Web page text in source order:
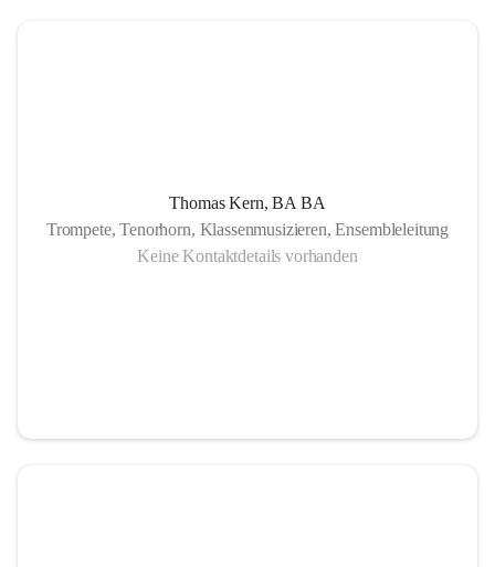
Thomas Kern, BA BA
Trompete, Tenorhorn, Klassenmusizieren, Ensembleleitung
Keine Kontaktdetails vorhanden